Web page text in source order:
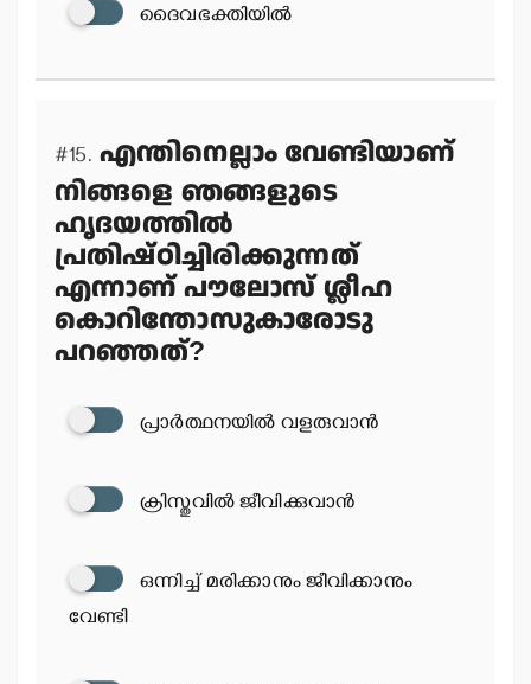
ദൈവഭക്തിയില്‍
#15. എന്തിനെല്ലാം വേണ്ടിയാണ്
നിങ്ങളെ ഞങ്ങളുടെ
ഹൃദയത്തില്‍
പ്രതിഷ്ഠിച്ചിരിക്കുന്നത്
എന്നാണ് പൗലോസ് ശ്ലീഹ
കൊറിന്തോസുകാരോടു
പറഞ്ഞത്?
പ്രാര്‍ത്ഥനയില്‍ വളരുവാന്‍
ക്രിസ്തുവില്‍ ജീവിക്കുവാന്‍
ഒന്നിച്ച് മരിക്കാനും ജീവിക്കാനും
വേണ്ടി